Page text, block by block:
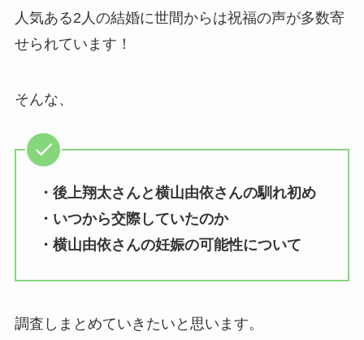
人気ある2人の結婚に世間からは祝福の声が多数寄
せられています！
そんな、
・後上翔太さんと横山由依さんの馴れ初め
・いつから交際していたのか
・横山由依さんの妊娠の可能性について
調査しまとめていきたいと思います。